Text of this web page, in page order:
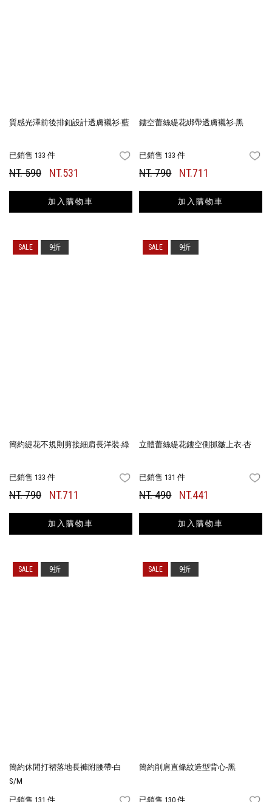
質感光澤前後排釦設計透膚襯衫-藍
已銷售 133 件 FAVORITES
NT. 590 NT.531
加入購物車
鏤空蕾絲緹花綁帶透膚襯衫-黑
已銷售 133 件
NT. 790 NT.711
加入購物車
簡約緹花不規則剪接細肩長洋裝-綠
已銷售 133 件 FAVORITES
NT. 790 NT.711
加入購物車
9折
立體蕾絲緹花鏤空側抓皺上衣-杏
已銷售 131 件
NT. 490 NT.441
加入購物車
9折
簡約休閒打褶落地長褲附腰帶-白
S/M
已銷售 131 件
9折
簡約削肩直條紋造型背心-黑
已銷售 130 件
9折